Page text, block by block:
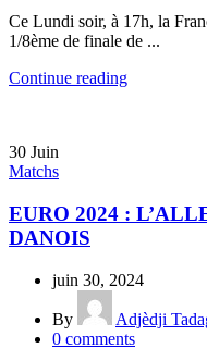
Ce Lundi soir, à 17h, la
1/8ème de finale de ...
Continue reading
30 Juin
Matchs
EURO 2024 :
DANOIS
juin 30, 2024
By
Adjèdji
0 comments